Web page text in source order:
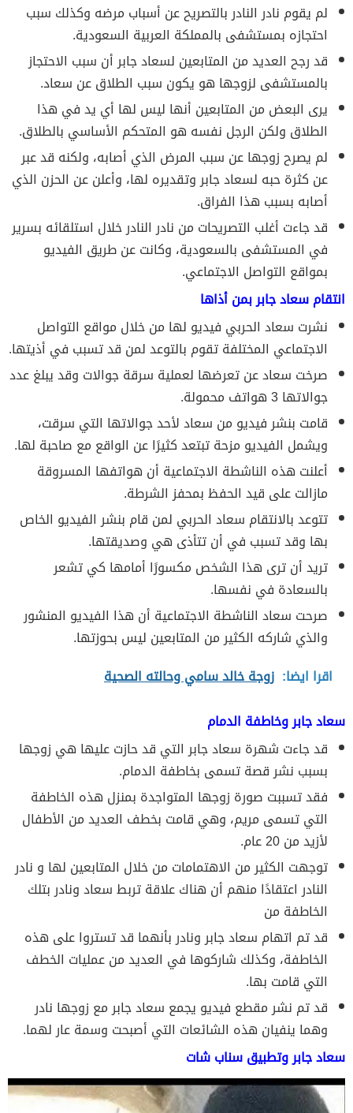
لم يقوم نادر النادر بالتصريح عن أسباب مرضه وكذلك سبب
احتجازه بمستشفى بالمملكة العربية السعودية.
قد رجح العديد من المتابعين لسعاد جابر أن سبب الاحتجاز
بالمستشفى لزوجها هو يكون سبب الطلاق عن سعاد.
يرى البعض من المتابعين أنها ليس لها أي يد في هذا
الطلاق ولكن الرجل نفسه هو المتحكم الأساسي بالطلاق.
لم يصرح زوجها عن سبب المرض الذي أصابه، ولكنه قد عبر
عن كثرة حبه لسعاد جابر وتقديره لها، وأعلن عن الحزن الذي
أصابه بسبب هذا الفراق.
قد جاءت أغلب التصريحات من نادر النادر خلال استلقائه بسرير
في المستشفى بالسعودية، وكانت عن طريق الفيديو
بمواقع التواصل الاجتماعي.
انتقام سعاد جابر بمن أذاها
نشرت سعاد الحربي فيديو لها من خلال مواقع التواصل
الاجتماعي المختلفة تقوم بالتوعد لمن قد تسبب في أذيتها.
صرخت سعاد عن تعرضها لعملية سرقة جوالات وقد يبلغ عدد
جوالاتها 3 هواتف محمولة.
قامت بنشر فيديو من سعاد لأحد جوالاتها التي سرقت،
ويشمل الفيديو مزحة تبتعد كثيرًا عن الواقع مع صاحبة لها.
أعلنت هذه الناشطة الاجتماعية أن هواتفها المسروقة
مازالت على قيد الحفظ بمحفز الشرطة.
تتوعد بالانتقام سعاد الحربي لمن قام بنشر الفيديو الخاص
بها وقد تسبب في أن تتأذى هي وصديقتها.
تريد أن ترى هذا الشخص مكسورًا أمامها كي تشعر
بالسعادة في نفسها.
صرحت سعاد الناشطة الاجتماعية أن هذا الفيديو المنشور
والذي شاركه الكثير من المتابعين ليس بحوزتها.
اقرا ايضا: زوجة خالد سامي وحالته الصحية
سعاد جابر وخاطفة الدمام
قد جاءت شهرة سعاد جابر التي قد حازت عليها هي زوجها
بسبب نشر قصة تسمى بخاطفة الدمام.
فقد تسببت صورة زوجها المتواجدة بمنزل هذه الخاطفة
التي تسمى مريم، وهي قامت بخطف العديد من الأطفال
لأزيد من 20 عام.
توجهت الكثير من الاهتمامات من خلال المتابعين لها و نادر
النادر اعتقادًا منهم أن هناك علاقة تربط سعاد ونادر بتلك
الخاطفة من
قد تم اتهام سعاد جابر ونادر بأنهما قد تستروا على هذه
الخاطفة، وكذلك شاركوها في العديد من عمليات الخطف
التي قامت بها.
قد تم نشر مقطع فيديو يجمع سعاد جابر مع زوجها نادر
وهما ينفيان هذه الشائعات التي أصبحت وسمة عار لهما.
سعاد جابر وتطبيق سناب شات